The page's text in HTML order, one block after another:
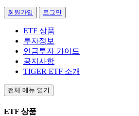
회원가입 로그인
ETF 상품
투자정보
연금투자 가이드
공지사항
TIGER ETF 소개
전체 메뉴 열기
ETF 상품